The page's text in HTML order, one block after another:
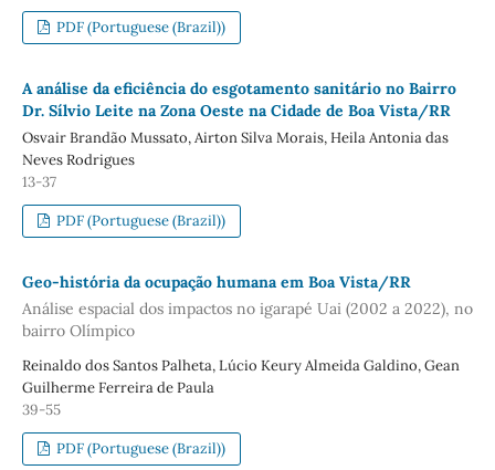
PDF (Portuguese (Brazil))
A análise da eficiência do esgotamento sanitário no Bairro
Dr. Sílvio Leite na Zona Oeste na Cidade de Boa Vista/RR
Osvair Brandão Mussato, Airton Silva Morais, Heila Antonia das
Neves Rodrigues
13-37
PDF (Portuguese (Brazil))
Geo-história da ocupação humana em Boa Vista/RR
Análise espacial dos impactos no igarapé Uai (2002 a 2022), no
bairro Olímpico
Reinaldo dos Santos Palheta, Lúcio Keury Almeida Galdino, Gean
Guilherme Ferreira de Paula
39-55
PDF (Portuguese (Brazil))